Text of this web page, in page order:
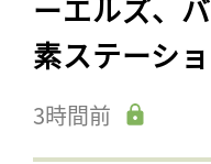
ーエルズ、
素ステーシ
3時間前